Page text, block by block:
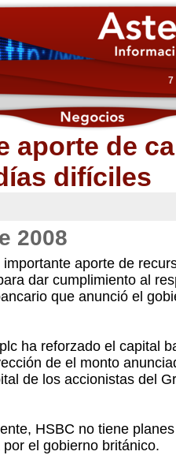
7
aporte de
difíciles
2008
aporte de
dar cumplimiento al
que anunció el
ha reforzado el capital
de el monto
de los accionistas del
HSBC no tiene
el gobierno británico.